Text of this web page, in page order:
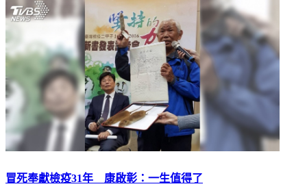
冒死奉獻檢疫31年 康啟彰：一生值得了